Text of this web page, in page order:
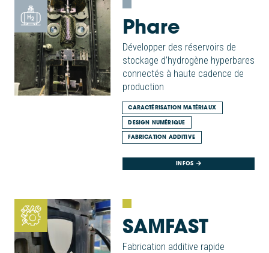
Phare
Développer des réservoirs de
stockage d’hydrogène hyperbares
connectés à haute cadence de
production
CARACTÉRISATION MATÉRIAUX
DESIGN NUMÉRIQUE
FABRICATION ADDITIVE
INFOS
SAMFAST
Fabrication additive rapide